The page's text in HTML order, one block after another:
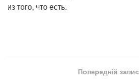
из того, что есть.
Попередній запис